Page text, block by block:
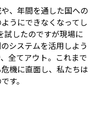
、年間を通した国への
うにできなくなってし
試したのですが現場に
システムを活用しよう
全てアウト。 これまで
機に直面し、私たちは
す。